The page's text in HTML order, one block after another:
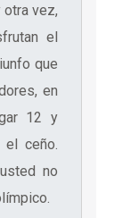
otra vez,
el
que
en
12 y
ceño.
no